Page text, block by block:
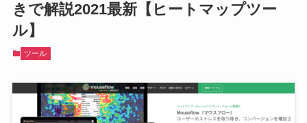
きで解説2021最新【ヒートマップツー
ル】
ツール